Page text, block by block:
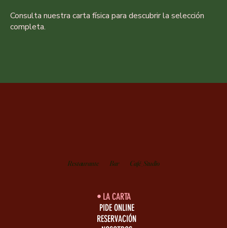
Consulta nuestra carta física para descubrir la selección
completa.
Restaurante Bar Café_Studio
LA CARTA
PIDE ONLINE
RESERVACIÓN